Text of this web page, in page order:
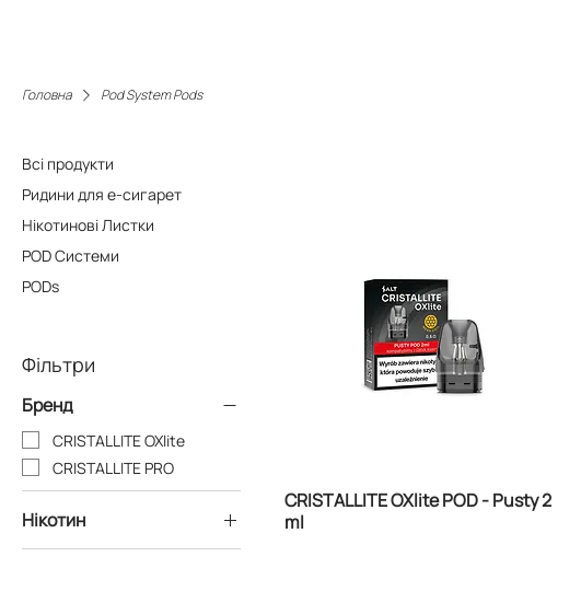
Головна Pod System Pods
Всі продукти
Ридини для е-сигарет
Нікотинові Листки
POD Системи
PODs
Фільтри
Бренд
CRISTALLITE OXlite
CRISTALLITE PRO
Нікотин
20 мг
CRISTALLITE OXlite POD - Pusty 2
ml